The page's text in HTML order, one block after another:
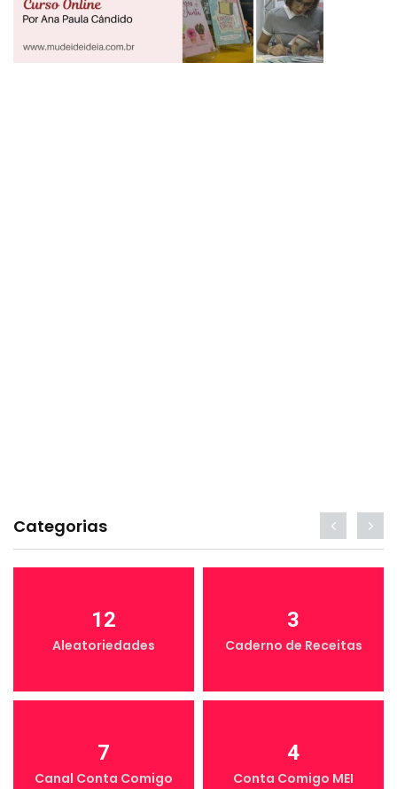
Categorias
12
Aleatoriedades
3
Caderno de Receitas
7
Canal Conta Comigo
4
Conta Comigo MEI